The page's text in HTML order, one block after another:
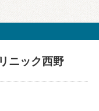
ニック西野